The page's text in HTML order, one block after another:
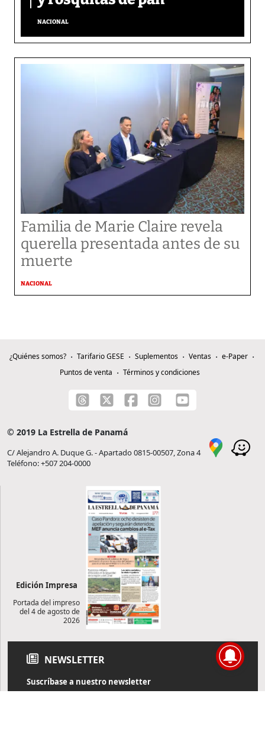
NACIONAL
Familia de Marie Claire revela
querella presentada antes de su
muerte
NACIONAL
¿Quiénes somos? Tarifario GESE Suplementos Ventas
e-Paper
Puntos de venta
Términos y condiciones
© 2019 La Estrella de Panamá
C/ Alejandro A. Duque G. - Apartado 0815-00507, Zona 4
Teléfono: +507 204-0000
Edición Impresa
Portada del impreso
del 4 de agosto de
2026
NEWSLETTER
Suscríbase a nuestro newsletter
Reciba diariamente información de actualidad directamente en